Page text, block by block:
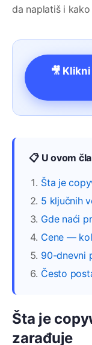
da naplatiš i kako
🎥
📋 U ovom
Šta je
5 ključnih
Gde naći
Cene —
90-dnevni
Često
Šta je
zarađuje